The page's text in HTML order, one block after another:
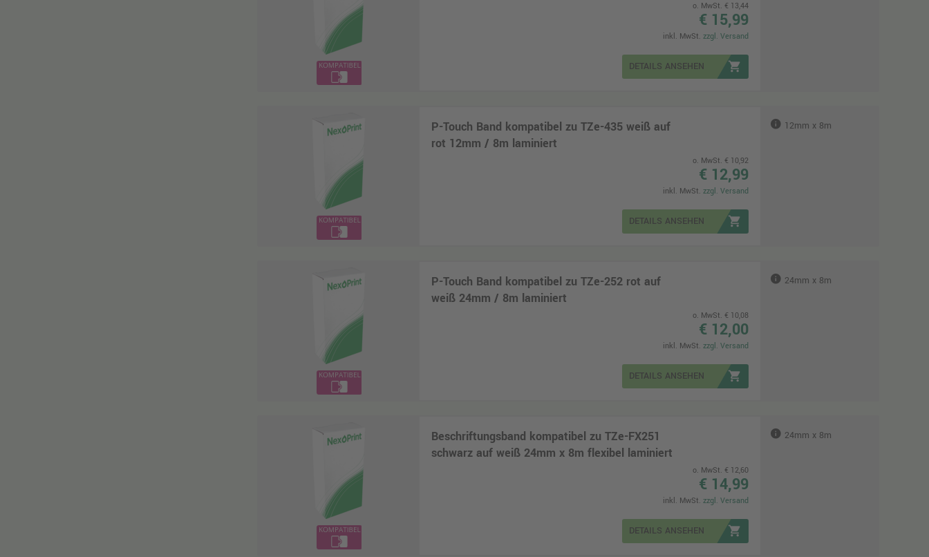
DETAILS ANSEHEN shopping_cart
o. MwSt. € 13,44
€ 15,99
inkl. MwSt. zzgl. Versand
P-Touch Band kompatibel zu TZe-435 weiß auf
rot 12mm / 8m laminiert
DETAILS ANSEHEN shopping_cart
o. MwSt. € 10,92
€ 12,99
inkl. MwSt. zzgl. Versand
12mm x 8m
P-Touch Band kompatibel zu TZe-252 rot auf
weiß 24mm / 8m laminiert
DETAILS ANSEHEN shopping_cart
o. MwSt. € 10,08
€ 12,00
inkl. MwSt. zzgl. Versand
24mm x 8m
Beschriftungsband kompatibel zu TZe-FX251
schwarz auf weiß 24mm x 8m flexibel laminiert
DETAILS ANSEHEN shopping_cart
o. MwSt. € 12,60
€ 14,99
inkl. MwSt. zzgl. Versand
24mm x 8m